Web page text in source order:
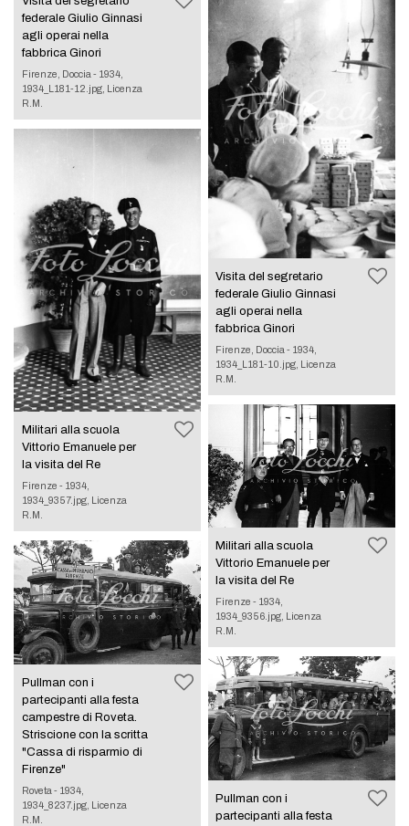
federale Giulio Ginnasi
agli operai nella
fabbrica Ginori
Firenze, Doccia - 1934,
1934_L181-12.jpg, Licenza
R.M.
Militari alla scuola
Vittorio Emanuele per
la visita del Re
Firenze - 1934,
1934_9357.jpg, Licenza
R.M.
Pullman con i
partecipanti alla festa
campestre di Roveta.
Striscione con la scritta
"Cassa di risparmio di
Firenze"
Roveta - 1934,
1934_8237.jpg, Licenza
R.M.
Visita del segretario
federale Giulio Ginnasi
agli operai nella
fabbrica Ginori
Firenze, Doccia - 1934,
1934_L181-10.jpg, Licenza
R.M.
Militari alla scuola
Vittorio Emanuele per
la visita del Re
Firenze - 1934,
1934_9356.jpg, Licenza
R.M.
Pullman con i
partecipanti alla festa